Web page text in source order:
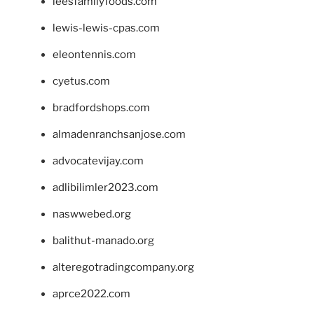
lewis-lewis-cpas.com
eleontennis.com
cyetus.com
bradfordshops.com
almadenranchsanjose.com
advocatevijay.com
adlibilimler2023.com
naswwebed.org
balithut-manado.org
alteregotradingcompany.org
aprce2022.com